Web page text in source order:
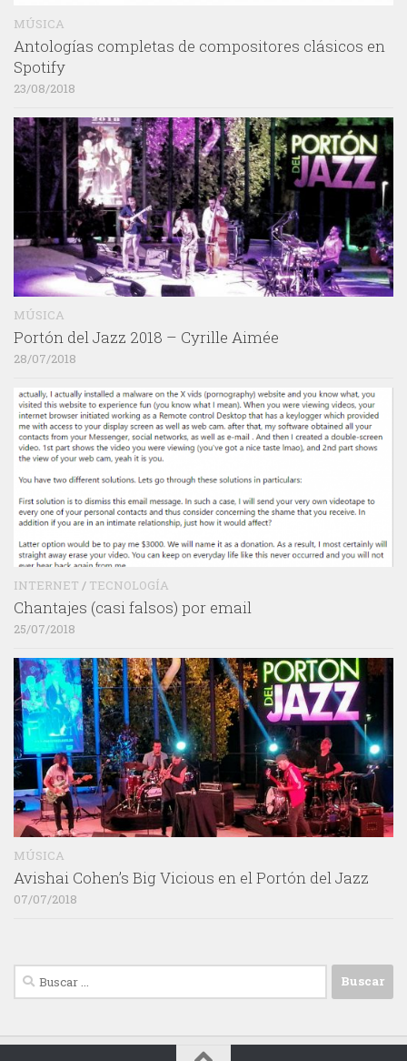
MÚSICA
Antologías completas de compositores clásicos en
Spotify
23/08/2018
MÚSICA
Portón del Jazz 2018 – Cyrille Aimée
28/07/2018
INTERNET / TECNOLOGÍA
Chantajes (casi falsos) por email
25/07/2018
MÚSICA
Avishai Cohen’s Big Vicious en el Portón del Jazz
07/07/2018
Buscar: